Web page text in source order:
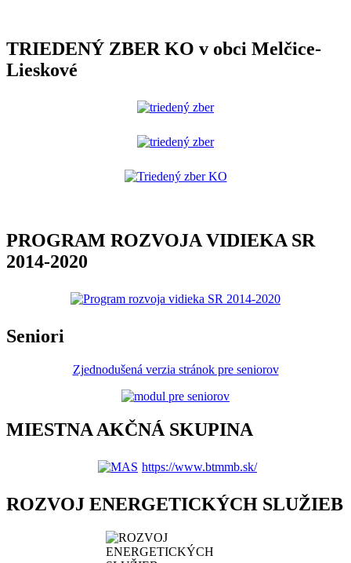
TRIEDENÝ ZBER KO v obci Melčice-
Lieskové
PROGRAM ROZVOJA VIDIEKA SR
2014-2020
Seniori
Zjednodušená verzia stránok pre seniorov
MIESTNA AKČNÁ SKUPINA
https://www.btmmb.sk/
ROZVOJ ENERGETICKÝCH SLUŽIEB